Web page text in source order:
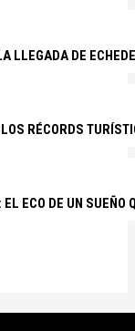
LLEGADA DE
RÉCORDS
ECO DE UN SUEÑO